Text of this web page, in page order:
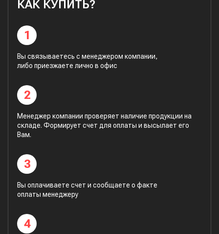
КАК КУПИТЬ?
1
Вы связываетесь с менеджером компании,
либо приезжаете лично в офис
2
Менеджер компании проверяет наличие продукции на
складе. Формирует счет для оплаты и высылает его
Вам.
3
Вы оплачиваете счет и сообщаете о факте
оплаты менеджеру
4